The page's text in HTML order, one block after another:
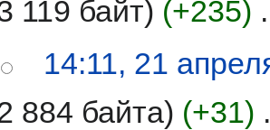
119 байт +235
14:11, 21
884 байта +31